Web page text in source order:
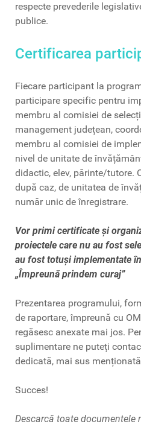
respecte prevederile
publice.
Certificarea
Fiecare participant la
participare specific pentru
membru al comisiei de
management județean,
membru al comisiei de
nivel de unitate de
didactic, elev, părinte/tutore.
după caz, de unitatea de
număr unic de înregistrare.
Vor primi certificate și
proiectele care nu au fost
au fost totuși implementate
„Împreună prindem curaj”
Prezentarea programului,
de raportare, împreună cu
regăsesc anexate mai jos.
suplimentare ne puteți
dedicată, mai sus
Succes!
Descarcă toate documentele